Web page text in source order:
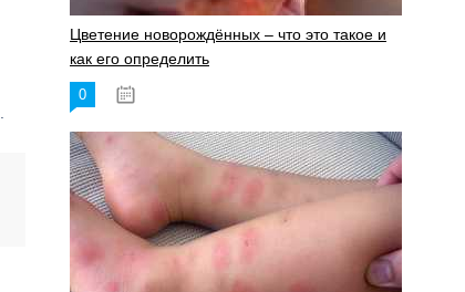
Цветение новорождённых – что это такое и
как его определить
0